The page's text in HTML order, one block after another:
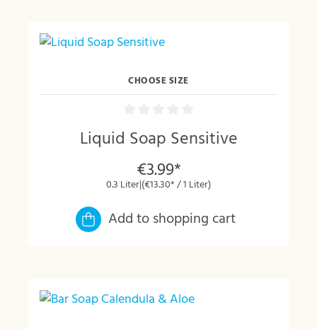
CHOOSE SIZE
Liquid Soap Sensitive
€3.99*
0.3 Liter|(€13.30* / 1 Liter)
Add to shopping cart